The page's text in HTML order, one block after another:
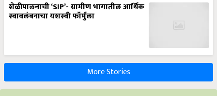
शेळीपालनाची ‘SIP’- ग्रामीण भागातील आर्थिक
स्वावलंबनाचा यशस्वी फॉर्मुला
More Stories